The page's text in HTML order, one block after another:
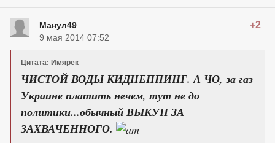
Манул49 +2
9 мая 2014 07:52
Цитата: Имярек
ЧИСТОЙ ВОДЫ КИДНЕППИНГ. А ЧО, за газ
Украине платить нечем, тут не до
политики...обычный ВЫКУП ЗА
ЗАХВАЧЕННОГО.